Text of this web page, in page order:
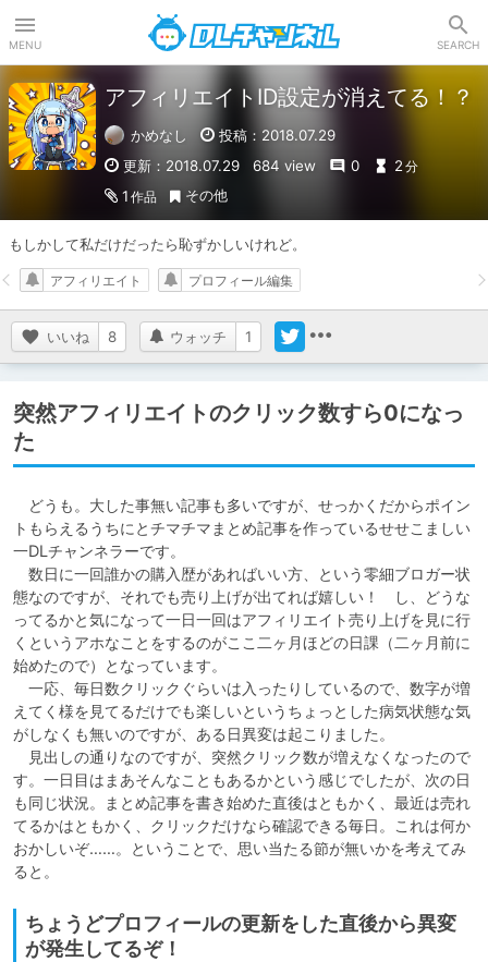
MENU SEARCH
アフィリエイトID設定が消えてる！？
かめなし
投稿：2018.07.29
更新：2018.07.29
684 view 0 2 分
1 作品 その他
もしかして私だけだったら恥ずかしいけれど。
いいね 8 ウォッチ 1
アフィリエイト プロフィール編集
突然アフィリエイトのクリック数すら0になっ
た
どうも。大した事無い記事も多いですが、せっかくだからポイン
トもらえるうちにとチマチマまとめ記事を作っているせせこましい
一DLチャンネラーです。
数日に一回誰かの購入歴があればいい方、という零細ブロガー状
態なのですが、それでも売り上げが出てれば嬉しい！　し、どうな
ってるかと気になって一日一回はアフィリエイト売り上げを見に行
くというアホなことをするのがここ二ヶ月ほどの日課（二ヶ月前に
始めたので）となっています。
一応、毎日数クリックぐらいは入ったりしているので、数字が増
えてく様を見てるだけでも楽しいというちょっとした病気状態な気
がしなくも無いのですが、ある日異変は起こりました。
見出しの通りなのですが、突然クリック数が増えなくなったので
す。一日目はまあそんなこともあるかという感じでしたが、次の日
も同じ状況。まとめ記事を書き始めた直後はともかく、最近は売れ
てるかはともかく、クリックだけなら確認できる毎日。これは何か
おかしいぞ……。ということで、思い当たる節が無いかを考えてみ
ると。
ちょうどプロフィールの更新をした直後から異変
が発生してるぞ！